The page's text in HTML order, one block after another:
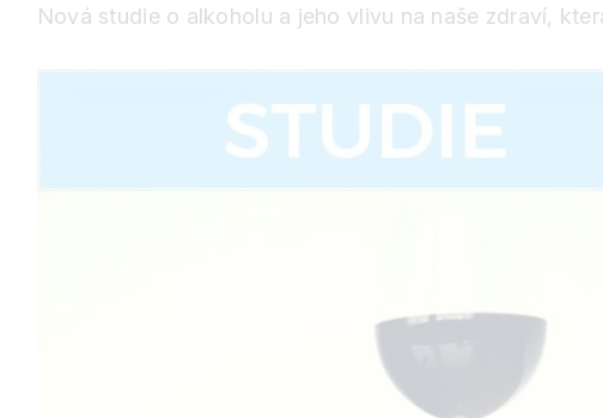
Nová studie o alkoholu a jeho vlivu na naše zdraví,